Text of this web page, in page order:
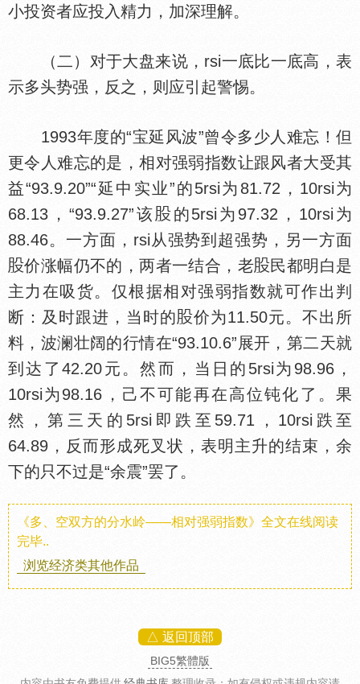
小投资者应投入精力，加深理解。
（二）对于大盘来说，rsi一底比一底高，表
示多头势强，反之，则应引起警惕。
1993年度的“宝延风波”曾令多少人难忘！但
更令人难忘的是，相对强弱指数让跟风者大受其
益“93.9.20”“延中实业”的5rsi为81.72，10rsi为
68.13，“93.9.27”该
的5rsi为97.32，10rsi为
88.46。一方面，rsi从强势到超强势，另一方面
价涨幅仍不的，两者一结合，老
民都明白是
主力在吸货。仅根据相对强弱指数就可作出判
断：及时跟进，当时的
价为11.50元。不出所
料，波澜壮阔的行情在“93.10.6”展开，第二天就
到达了42.20元。然而，当日的5rsi为98.96，
10rsi为98.16，己不可能再在高位钝化了。果
然，第三天的5rsi即跌至59.71，10rsi跌至
64.89，反而形成死叉状，表明主升的结束，余
下的只不过是“余震”罢了。
《多、空双方的分水岭——相对强弱指数》全文在线阅读
完毕..
浏览经济类其他作品
△ 返回顶部
BIG5繁體版